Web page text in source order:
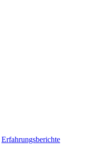
Erfahrungsberichte